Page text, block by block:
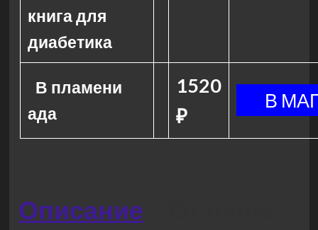
книга для
диабетика
В пламени
ада
1520
₽
Описание